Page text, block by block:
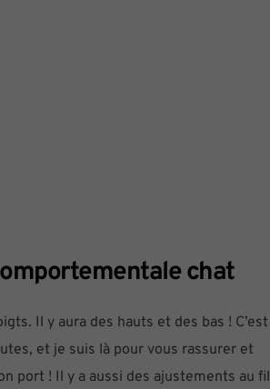
chat
Il y aura des hauts et des bas ! C’est
et je suis là pour vous rassurer et
port ! Il y a aussi des ajustements au fil